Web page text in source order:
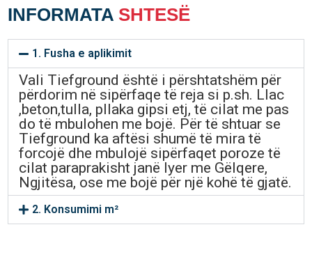
INFORMATA SHTESË
1. Fusha e aplikimit
Vali Tiefground është i përshtatshëm për
përdorim në sipërfaqe të reja si p.sh. Llac
,beton,tulla, pllaka gipsi etj, të cilat me pas
do të mbulohen me bojë. Për të shtuar se
Tiefground ka aftësi shumë të mira të
forcojë dhe mbulojë sipërfaqet poroze të
cilat paraprakisht janë lyer me Gëlqere,
Ngjitësa, ose me bojë për një kohë të gjatë.
2. Konsumimi m²